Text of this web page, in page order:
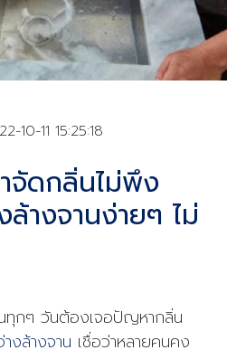
10-11 15:25:18
จัดกลิ่นไม่พึง
ล้างจานง่ายๆ ไม่
ทุกๆ วันต้องเจอปัญหากลิ่น
างล้างจาน เชื่อว่าหลายคนคง